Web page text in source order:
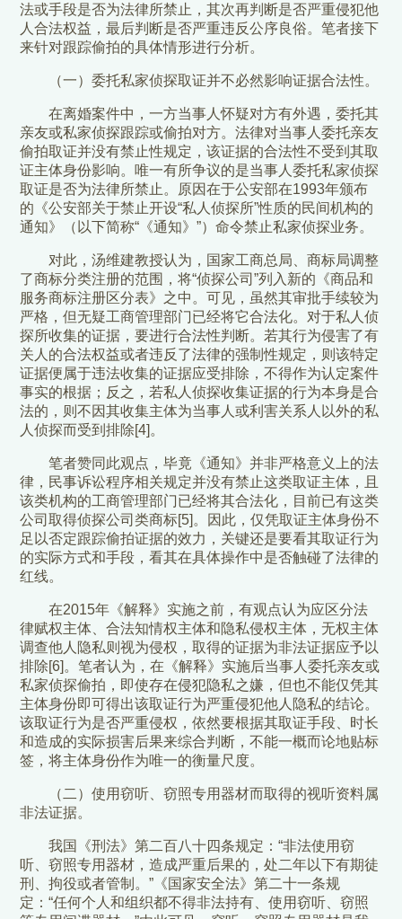
法或手段是否为法律所禁止，其次再判断是否严重侵犯他
人合法权益，最后判断是否严重违反公序良俗。笔者接下
来针对跟踪偷拍的具体情形进行分析。
（一）委托私家侦探取证并不必然影响证据合法性。
在离婚案件中，一方当事人怀疑对方有外遇，委托其
亲友或私家侦探跟踪或偷拍对方。法律对当事人委托亲友
偷拍取证并没有禁止性规定，该证据的合法性不受到其取
证主体身份影响。唯一有所争议的是当事人委托私家侦探
取证是否为法律所禁止。原因在于公安部在1993年颁布
的《公安部关于禁止开设“私人侦探所”性质的民间机构的
通知》（以下简称“《通知》”）命令禁止私家侦探业务。
对此，汤维建教授认为，国家工商总局、商标局调整
了商标分类注册的范围，将“侦探公司”列入新的《商品和
服务商标注册区分表》之中。可见，虽然其审批手续较为
严格，但无疑工商管理部门已经将它合法化。对于私人侦
探所收集的证据，要进行合法性判断。若其行为侵害了有
关人的合法权益或者违反了法律的强制性规定，则该特定
证据便属于违法收集的证据应受排除，不得作为认定案件
事实的根据；反之，若私人侦探收集证据的行为本身是合
法的，则不因其收集主体为当事人或利害关系人以外的私
人侦探而受到排除[4]。
笔者赞同此观点，毕竟《通知》并非严格意义上的法
律，民事诉讼程序相关规定并没有禁止这类取证主体，且
该类机构的工商管理部门已经将其合法化，目前已有这类
公司取得侦探公司类商标[5]。因此，仅凭取证主体身份不
足以否定跟踪偷拍证据的效力，关键还是要看其取证行为
的实际方式和手段，看其在具体操作中是否触碰了法律的
红线。
在2015年《解释》实施之前，有观点认为应区分法
律赋权主体、合法知情权主体和隐私侵权主体，无权主体
调查他人隐私则视为侵权，取得的证据为非法证据应予以
排除[6]。笔者认为，在《解释》实施后当事人委托亲友或
私家侦探偷拍，即使存在侵犯隐私之嫌，但也不能仅凭其
主体身份即可得出该取证行为严重侵犯他人隐私的结论。
该取证行为是否严重侵权，依然要根据其取证手段、时长
和造成的实际损害后果来综合判断，不能一概而论地贴标
签，将主体身份作为唯一的衡量尺度。
（二）使用窃听、窃照专用器材而取得的视听资料属
非法证据。
我国《刑法》第二百八十四条规定：“非法使用窃
听、窃照专用器材，造成严重后果的，处二年以下有期徒
刑、拘役或者管制。”《国家安全法》第二十一条规
定：“任何个人和组织都不得非法持有、使用窃听、窃照